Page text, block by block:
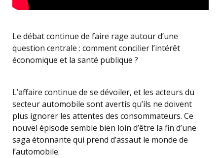
Le débat continue de faire rage autour d’une
question centrale : comment concilier l’intérêt
économique et la santé publique ?
L’affaire continue de se dévoiler, et les acteurs du
secteur automobile sont avertis qu’ils ne doivent
plus ignorer les attentes des consommateurs. Ce
nouvel épisode semble bien loin d’être la fin d’une
saga étonnante qui prend d’assaut le monde de
l’automobile.